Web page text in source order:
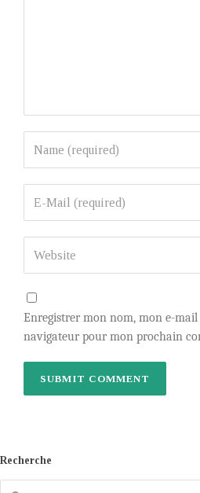
Enregistrer mon nom, mon e-
navigateur pour mon prochain
Recherche